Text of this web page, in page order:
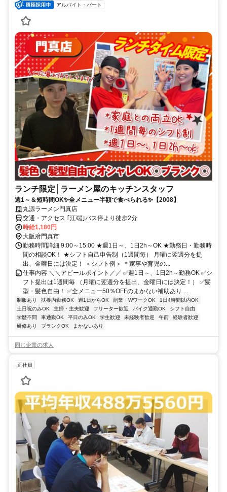
アルバイト・パート
ランチ限定│ラーメン屋のキッチンスタッフ
週1～＆短時間OK✨全メニュー半額で食べられる✨【2008】
丸源ラーメン門真店
交通・アクセス ｢江端｣バス停より徒歩2分
時給1,180円
大阪府門真市
勤務時間詳細 9:00～15:00 ★週1日～、1日2h～OK ★勤務日・勤務時
間の相談OK！ ★シフト自己申告制（1週間毎） 月曜に翌週分を提
出、金曜日には決定！ ＜シフト例＞ ＊家事や育児の...
仕事内容 ＼＼アピールポイント／／ ✅週1日～、1日2h～勤務OK ✅シ
フト提出は1週間毎 （月曜に翌週分を提出、金曜日には決定！） ✅髪
型・髪色自由！ ✅全メニュー50％OFFのまかない補助あり ...
制服あり 扶養内勤務OK 週1日からOK 副業・WワークOK
1日4時間以内OK
土日祝のみOK
主婦・主夫歓迎 フリーター歓迎 バイク通勤OK
シフト自由
学歴不問
車通勤OK 平日のみOK 学生歓迎 未経験者歓迎 午前
経験者歓迎
研修あり
ブランクOK まかないあり
同じ企業の求人
正社員